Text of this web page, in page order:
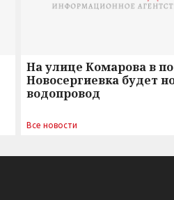
На улице Комарова в
Новосергиевка будет
водопровод
Все новости